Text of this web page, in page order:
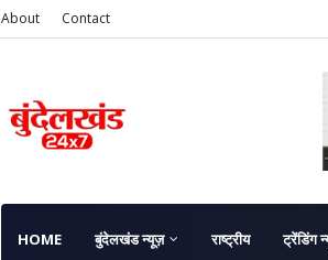
About Contact
HOME बुंदेलखंड न्यूज़ राष्ट्रीय ट्रेंडिंग